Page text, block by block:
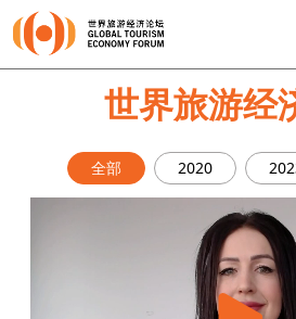
繁 简
关于论坛
世界旅游经
全部 2020